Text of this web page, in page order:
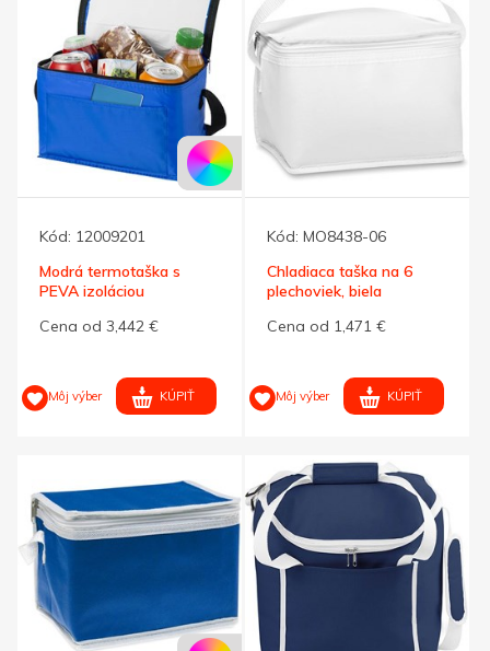
Kód: 12009201
Modrá termotaška s
PEVA izoláciou
Cena od 3,442 €
Môj výber KÚPIŤ
Kód: MO8438-06
Chladiaca taška na 6
plechoviek, biela
Cena od 1,471 €
Môj výber KÚPIŤ